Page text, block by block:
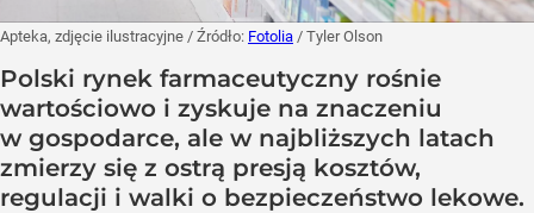
Apteka, zdjęcie ilustracyjne / Źródło: Fotolia / Tyler Olson
Polski rynek farmaceutyczny rośnie
wartościowo i zyskuje na znaczeniu
w gospodarce, ale w najbliższych latach
zmierzy się z ostrą presją kosztów,
regulacji i walki o bezpieczeństwo lekowe.